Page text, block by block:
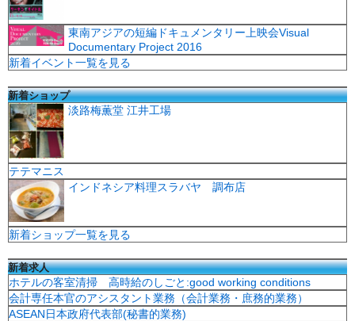
東南アジアの短編ドキュメンタリー上映会Visual
Documentary Project 2016
新着イベント一覧を見る
新着ショップ
淡路梅薫堂 江井工場
テテマニス
インドネシア料理スラバヤ 調布店
新着ショップ一覧を見る
新着求人
ホテルの客室清掃 高時給のしごと:good working conditions
会計専任本官のアシスタント業務（会計業務・庶務的業務）
ASEAN日本政府代表部(秘書的業務)